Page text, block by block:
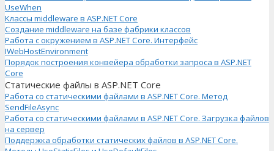
UseWhen
Классы middleware в ASP.NET Core
Создание middleware на базе фабрики классов
Работа с окружением в ASP.NET Core. Интерфейс
IWebHostEnvironment
Порядок построения конвейера обработки запроса в ASP.NET
Core
Статические файлы в ASP.NET Core
Работа со статическими файлами в ASP.NET Core. Метод
SendFileAsync
Работа со статическими файлами в ASP.NET Core. Загрузка файлов
на сервер
Поддержка обработки статических файлов в ASP.NET Core.